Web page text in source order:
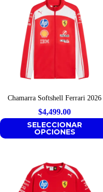
Chamarra Softshell Ferrari 2026
$4,499.00
SELECCIONAR
OPCIONES